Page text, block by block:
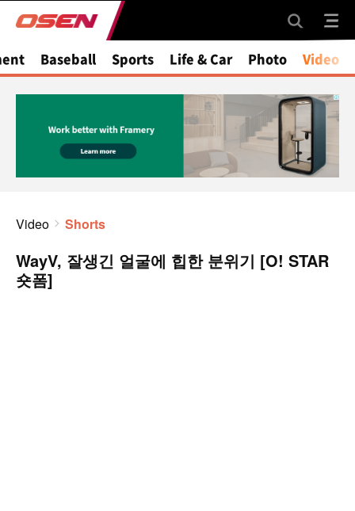
Baseball Sports Life & Car Photo Video
Video Shorts
WayV, 잘생긴 얼굴에 힙한 분위기 [O! STAR
숏폼]